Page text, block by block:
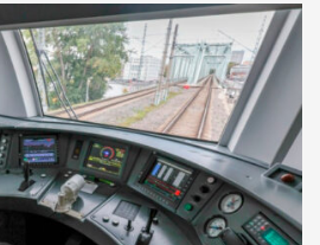
часто берет
но и ноутбук.